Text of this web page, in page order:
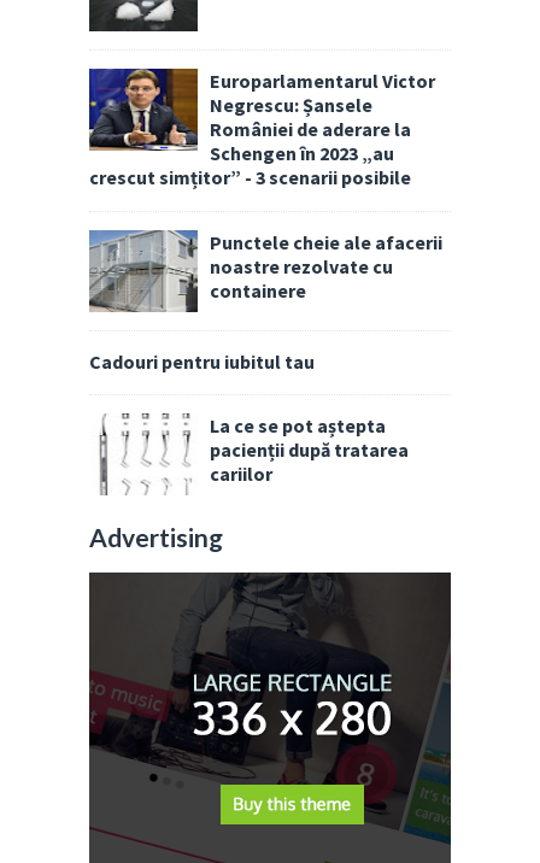
Europarlamentarul Victor
Negrescu: Șansele
României de aderare la
Schengen în 2023 „au
crescut simțitor” - 3 scenarii posibile
Punctele cheie ale afacerii
noastre rezolvate cu
containere
Cadouri pentru iubitul tau
La ce se pot aștepta
pacienții după tratarea
cariilor
Advertising